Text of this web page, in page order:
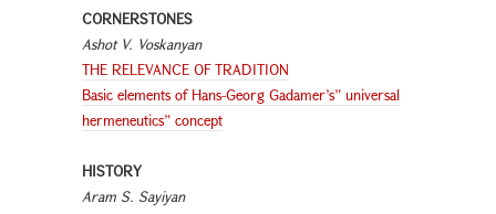
CORNERSTONES
Ashot V. Voskanyan
THE RELEVANCE OF TRADITION
Basic elements of Hans-Georg Gadamer’s” universal
hermeneutics” concept
HISTORY
Aram S. Sayiyan